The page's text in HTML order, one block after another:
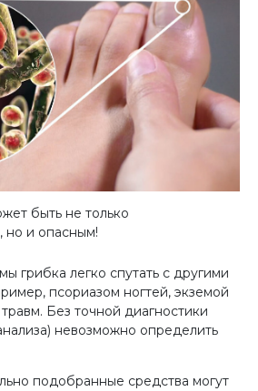
быть не только
но и опасным!
грибка легко спутать с другими
псориазом ногтей, экземой
Без точной диагностики
невозможно определить
подобранные средства могут